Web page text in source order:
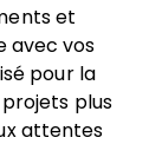
et
avec vos
pour la
plus
attentes